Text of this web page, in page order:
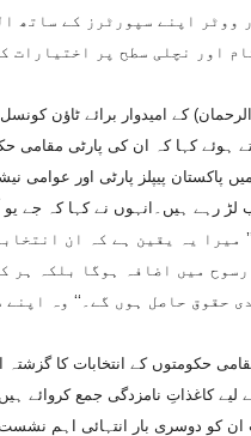
ووٹر اپنے سپورٹرز کے ساتھ
اور نچلی سطح پر اختیارات
کے امیدوار برائے ٹاؤن
ہوئے کہا کہ ان کی پارٹی مقامی
میرا یہ یقین ہے کہ ان
میں اضافہ ہوگا بلکہ ہر
حقوق حاصل ہوں گے۔‘‘ وہ
کے لیے کاغذاتِ نامزدگی جمع
کو دوسری بار انتہائی اہم نشست